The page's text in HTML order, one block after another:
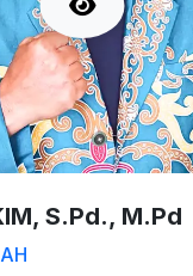
S.Pd., M.Pd